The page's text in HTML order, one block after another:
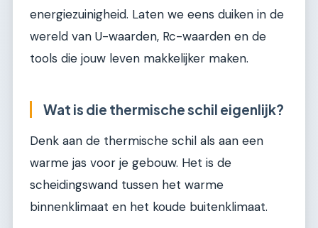
energiezuinigheid. Laten we eens duiken in de
wereld van U-waarden, Rc-waarden en de
tools die jouw leven makkelijker maken.
Wat is die thermische schil eigenlijk?
Denk aan de thermische schil als aan een
warme jas voor je gebouw. Het is de
scheidingswand tussen het warme
binnenklimaat en het koude buitenklimaat.